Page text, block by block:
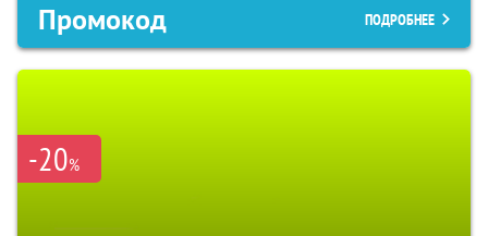
Промокод ПОДРОБНЕЕ
-20%